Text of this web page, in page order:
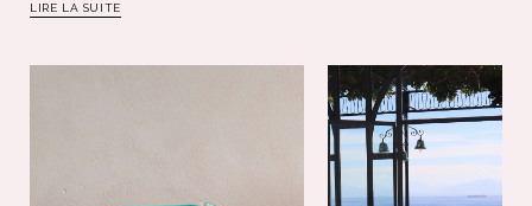
LIRE LA SUITE